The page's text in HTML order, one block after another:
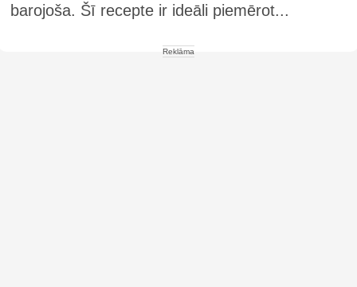
barojoša. Šī recepte ir ideāli piemērot...
Reklāma